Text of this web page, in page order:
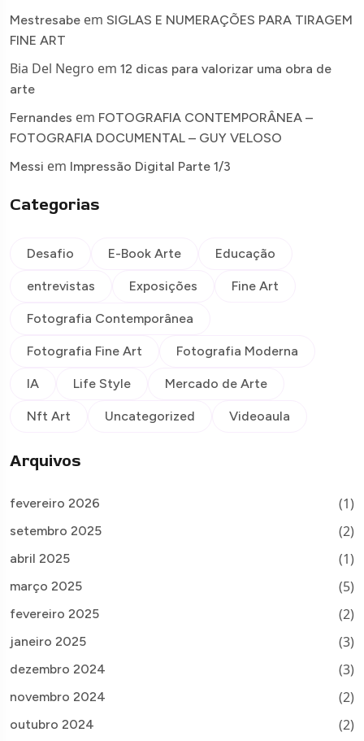
Mestresabe em SIGLAS E NUMERAÇÕES PARA TIRAGEM
FINE ART
Bia Del Negro em 12 dicas para valorizar uma obra de
arte
Fernandes em FOTOGRAFIA CONTEMPORÂNEA –
FOTOGRAFIA DOCUMENTAL – GUY VELOSO
Messi em Impressão Digital Parte 1/3
Categorias
Desafio E-Book Arte Educação
entrevistas Exposições Fine Art
Fotografia Contemporânea
Fotografia Fine Art Fotografia Moderna
IA Life Style Mercado de Arte
Nft Art Uncategorized Videoaula
Arquivos
fevereiro 2026 (1)
setembro 2025 (2)
abril 2025 (1)
março 2025 (5)
fevereiro 2025 (2)
janeiro 2025 (3)
dezembro 2024 (3)
novembro 2024 (2)
outubro 2024 (2)